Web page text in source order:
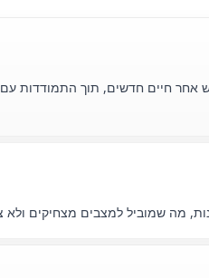
אחר חיים חדשים, תוך התמודדות